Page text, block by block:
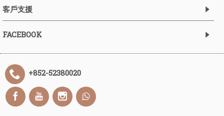
客戶支援
FACEBOOK
+852-52380020